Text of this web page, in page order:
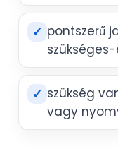
✓ pontszerű
szükséges-
✓ szükség
vagy